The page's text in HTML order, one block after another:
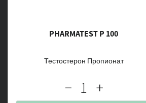
PHARMATEST P 100
Тестостерон Пропионат